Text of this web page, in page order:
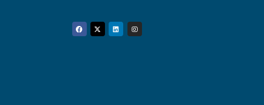
Facebook
Twitter
Linkedin
Instagram